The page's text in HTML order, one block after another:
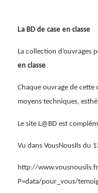
La BD de case en classe
La collection d’ouvrages
en classe
Chaque ouvrage de cette
moyens techniques,
Le site L@BD est
Vu dans VousNousIls du
http://
P=data/pour_vous/